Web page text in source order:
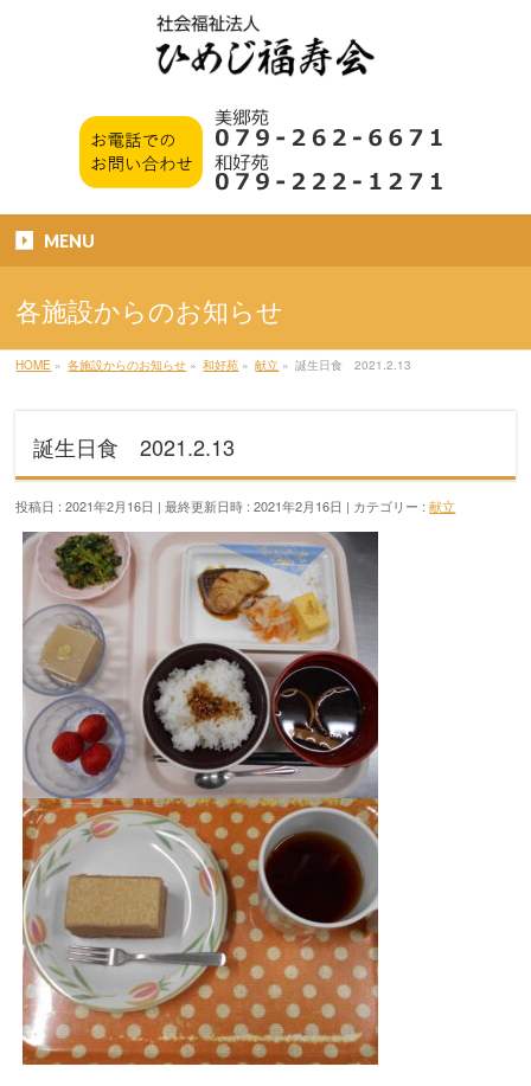
MENU
各施設からのお知らせ
HOME » 各施設からのお知らせ » 和好苑 » 献立 » 誕生日食 2021.2.13
誕生日食 2021.2.13
投稿日 : 2021年2月16日 最終更新日時 : 2021年2月16日 カテゴリー :献立